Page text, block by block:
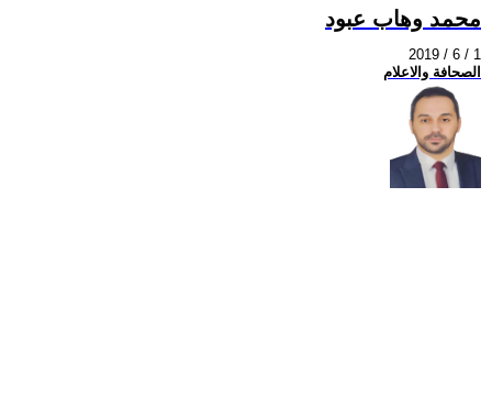
محمد وهاب عبود
2019 / 6 / 1
الصحافة والاعلام